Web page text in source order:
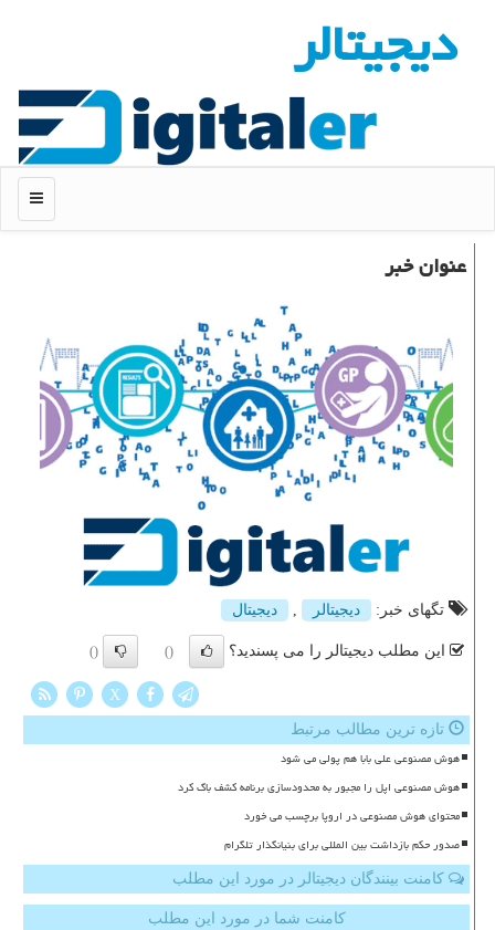
دیجیتالر
منو
عنوان خبر
تگهای خبر: دیجیتالر دیجیتال
این مطلب دیجیتالر را می پسندید؟ ()
()
X
تازه ترین مطالب مرتبط
هوش مصنوعی علی بابا هم پولی می شود
هوش مصنوعی اپل را مجبور به محدودسازی برنامه کشف باگ کرد
محتوای هوش مصنوعی در اروپا برچسب می خورد
صدور حکم بازداشت بین المللی برای بنیانگذار تلگرام
کامنت بینندگان دیجیتالر در مورد این مطلب
کامنت شما در مورد این مطلب